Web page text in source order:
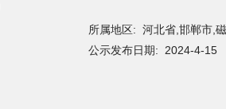
所属地区: 河北省,邯郸市,
公示发布日期: 2024-4-15